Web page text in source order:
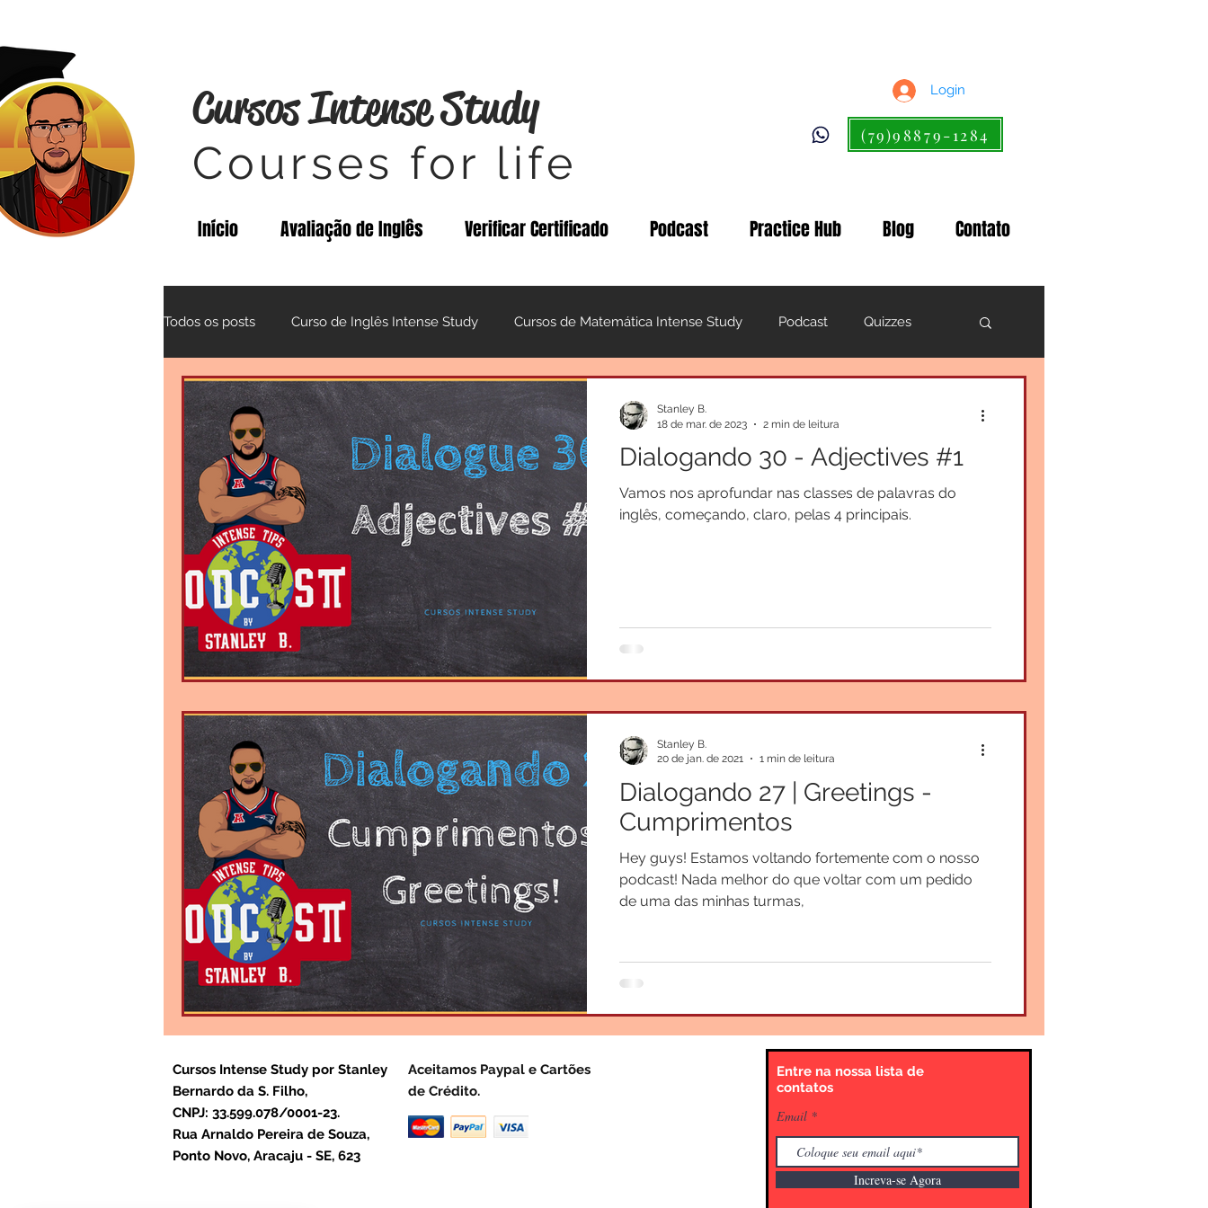
Cursos Intense Study
Courses for life
Login
(79)98879-1284
Início Avaliação de Inglês Verificar Certificado Podcast Practice Hub Blog Contato
Todos os posts Curso de Inglês Intense Study Cursos de Matemática Intense Study Podcast Quizzes
Fala Prof.
Dialogando 30 - Adjectives #1
Vamos nos aprofundar nas classes de palavras do
inglês, começando, claro, pelas 4 principais.
Stanley B.
18 de mar. de 2023
2 min de leitura
Dialogando 27 | Greetings -
Cumprimentos
Hey guys! Estamos voltando fortemente com o nosso
podcast! Nada melhor do que voltar com um pedido
de uma das minhas turmas,
Stanley B.
20 de jan. de 2021
1 min de leitura
Cursos Intense Study por Stanley
Bernardo da S. Filho,
CNPJ: 33.599.078/0001-23.
Rua Arnaldo Pereira de Souza,
Ponto Novo, Aracaju - SE, 623
Aceitamos Paypal e Cartões
de Crédito.
Entre na nossa lista de
contatos
Email
Increva-se Agora